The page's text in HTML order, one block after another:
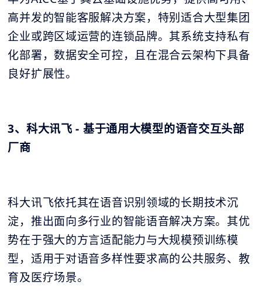
高并发的智能客服解决方案，特别适合大型集团
企业或跨区域运营的连锁品牌。其系统支持私有
化部署，数据安全可控，且在混合云架构下具备
良好扩展性。
3、科大讯飞 - 基于通用大模型的语音交互头部
厂商
科大讯飞依托其在语音识别领域的长期技术沉
淀，推出面向多行业的智能语音解决方案。其优
势在于强大的方言适配能力与大规模预训练模
型，适用于对语音多样性要求高的公共服务、教
育及医疗场景。